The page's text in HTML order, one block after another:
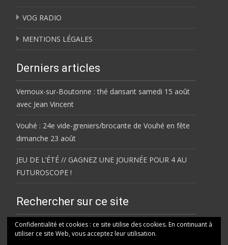
VOG RADIO
MENTIONS LÉGALES
Derniers articles
Vernoux-sur-Boutonne : thé dansant samedi 15 août
avec Jean Vincent
Vouhé : 24e vide-greniers/brocante de Vouhé en fête
dimanche 23 août
JEU DE L’ÉTÉ // GAGNEZ UNE JOURNÉE POUR 4 AU
FUTUROSCOPE !
Rechercher sur ce site
Rechercher
Confidentialité et cookies : ce site utilise des cookies. En continuant à
utiliser ce site Web, vous acceptez leur utilisation.